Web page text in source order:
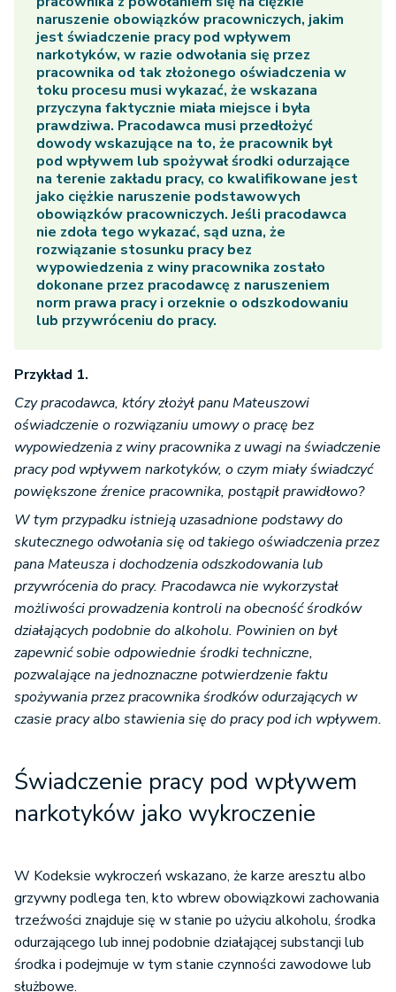
naruszenie obowiązków pracowniczych, jakim
jest świadczenie pracy pod wpływem
narkotyków, w razie odwołania się przez
pracownika od tak złożonego oświadczenia w
toku procesu musi wykazać, że wskazana
przyczyna faktycznie miała miejsce i była
prawdziwa. Pracodawca musi przedłożyć
dowody wskazujące na to, że pracownik był
pod wpływem lub spożywał środki odurzające
na terenie zakładu pracy, co kwalifikowane jest
jako ciężkie naruszenie podstawowych
obowiązków pracowniczych. Jeśli pracodawca
nie zdoła tego wykazać, sąd uzna, że
rozwiązanie stosunku pracy bez
wypowiedzenia z winy pracownika zostało
dokonane przez pracodawcę z naruszeniem
norm prawa pracy i orzeknie o odszkodowaniu
lub przywróceniu do pracy.
Przykład 1.
Czy pracodawca, który złożył panu Mateuszowi
oświadczenie o rozwiązaniu umowy o pracę bez
wypowiedzenia z winy pracownika z uwagi na świadczenie
pracy pod wpływem narkotyków, o czym miały świadczyć
powiększone źrenice pracownika, postąpił prawidłowo?
W tym przypadku istnieją uzasadnione podstawy do
skutecznego odwołania się od takiego oświadczenia przez
pana Mateusza i dochodzenia odszkodowania lub
przywrócenia do pracy. Pracodawca nie wykorzystał
możliwości prowadzenia kontroli na obecność środków
działających podobnie do alkoholu. Powinien on był
zapewnić sobie odpowiednie środki techniczne,
pozwalające na jednoznaczne potwierdzenie faktu
spożywania przez pracownika środków odurzających w
czasie pracy albo stawienia się do pracy pod ich wpływem.
Świadczenie pracy pod wpływem
narkotyków jako wykroczenie
W Kodeksie wykroczeń wskazano, że karze aresztu albo
grzywny podlega ten, kto wbrew obowiązkowi zachowania
trzeźwości znajduje się w stanie po użyciu alkoholu, środka
odurzającego lub innej podobnie działającej substancji lub
środka i podejmuje w tym stanie czynności zawodowe lub
służbowe.